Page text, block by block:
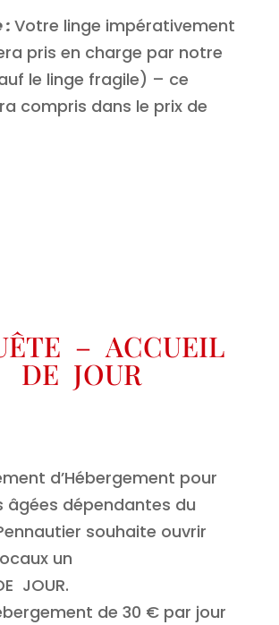
: Votre linge impérativement
pris en charge par notre
le linge fragile) – ce
compris dans le prix de
– ACCUEIL
DE JOUR
d’Hébergement pour
âgées dépendantes du
souhaite ouvrir
un
JOUR.
de 30 € par jour